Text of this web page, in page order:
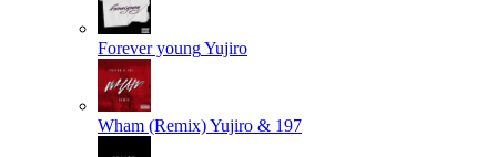
Forever youngYujiro
Wham (Remix)Yujiro & 197